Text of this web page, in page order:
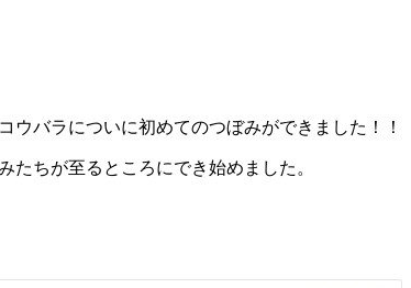
バラについに初めてのつぼみができました！！
ちが至るところにでき始めました。